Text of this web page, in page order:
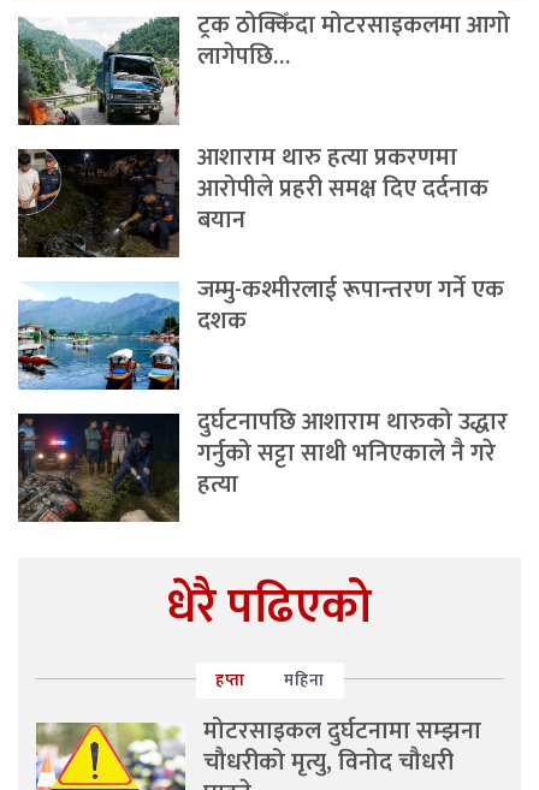
ट्रक ठोक्किँदा मोटरसाइकलमा आगो
लागेपछि…
आशाराम थारु हत्या प्रकरणमा
आरोपीले प्रहरी समक्ष दिए दर्दनाक
बयान
जम्मु-कश्मीरलाई रूपान्तरण गर्ने एक
दशक
दुर्घटनापछि आशाराम थारुको उद्धार
गर्नुको सट्टा साथी भनिएकाले नै गरे
हत्या
धेरै पढिएको
हप्ता महिना
मोटरसाइकल दुर्घटनामा सम्झना
चौधरीको मृत्यु, विनोद चौधरी